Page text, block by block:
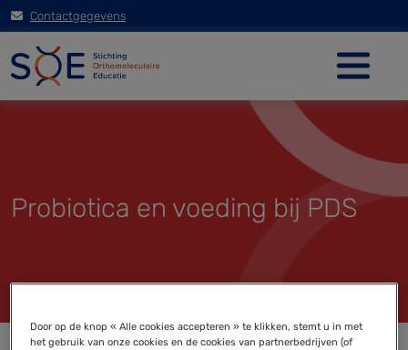
Contactgegevens
Probiotica en voeding bij PDS
Door op de knop « Alle cookies accepteren » te klikken, stemt u in met
het gebruik van onze cookies en de cookies van partnerbedrijven (of